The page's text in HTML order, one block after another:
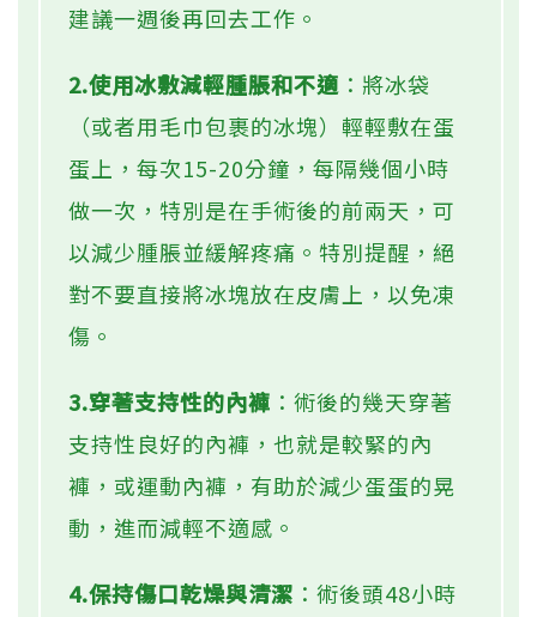
建議一週後再回去工作。
2.使用冰敷減輕腫脹和不適 ：將冰袋
（或者用毛巾包裹的冰塊）輕輕敷在蛋
蛋上，每次15-20分鐘，每隔幾個小時
做一次，特別是在手術後的前兩天，可
以減少腫脹並緩解疼痛。特別提醒，絕
對不要直接將冰塊放在皮膚上，以免凍
傷。
3.穿著支持性的內褲 ：術後的幾天穿著
支持性良好的內褲，也就是較緊的內
褲，或運動內褲，有助於減少蛋蛋的晃
動，進而減輕不適感。
4.保持傷口乾燥與清潔 ：術後頭48小時